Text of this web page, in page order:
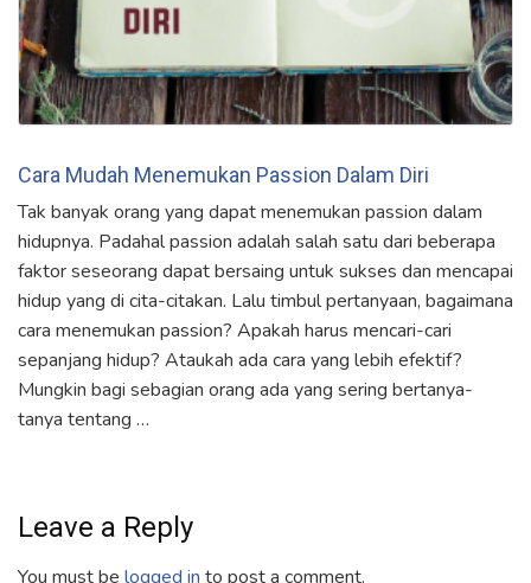
Cara Mudah Menemukan Passion Dalam Diri
Tak banyak orang yang dapat menemukan passion dalam
hidupnya. Padahal passion adalah salah satu dari beberapa
faktor seseorang dapat bersaing untuk sukses dan mencapai
hidup yang di cita-citakan. Lalu timbul pertanyaan, bagaimana
cara menemukan passion? Apakah harus mencari-cari
sepanjang hidup? Ataukah ada cara yang lebih efektif?
Mungkin bagi sebagian orang ada yang sering bertanya-
tanya tentang …
Leave a Reply
You must be logged in to post a comment.